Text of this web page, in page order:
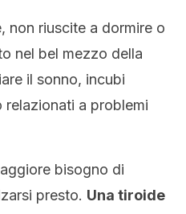
non riuscite a dormire o
nel bel mezzo della
il sonno, incubi
relazionati a problemi
bisogno di
presto. Una tiroide